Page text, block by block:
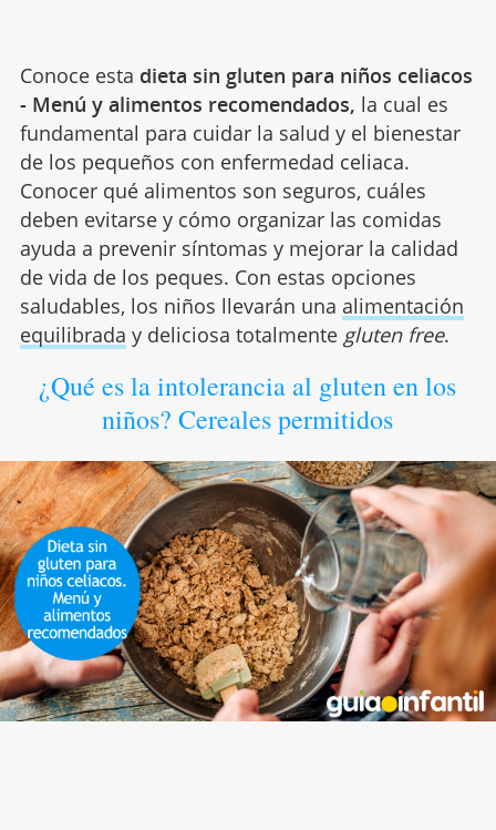
Conoce esta dieta sin gluten para niños celiacos
- Menú y alimentos recomendados, la cual es
fundamental para cuidar la salud y el bienestar
de los pequeños con enfermedad celiaca.
Conocer qué alimentos son seguros, cuáles
deben evitarse y cómo organizar las comidas
ayuda a prevenir síntomas y mejorar la calidad
de vida de los peques. Con estas opciones
saludables, los niños llevarán una alimentación
equilibrada y deliciosa totalmente gluten free.
¿Qué es la intolerancia al gluten en los
niños? Cereales permitidos